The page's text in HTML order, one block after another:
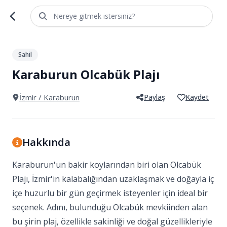
Nereye gitmek istersiniz?
/5
Sahil
Karaburun Olcabük Plajı
İzmir / Karaburun Paylaş Kaydet
Hakkında
Karaburun'un bakir koylarından biri olan Olcabük
Plajı, İzmir'in kalabalığından uzaklaşmak ve doğayla iç
içe huzurlu bir gün geçirmek isteyenler için ideal bir
seçenek. Adını, bulunduğu Olcabük mevkiinden alan
bu şirin plaj, özellikle sakinliği ve doğal güzellikleriyle